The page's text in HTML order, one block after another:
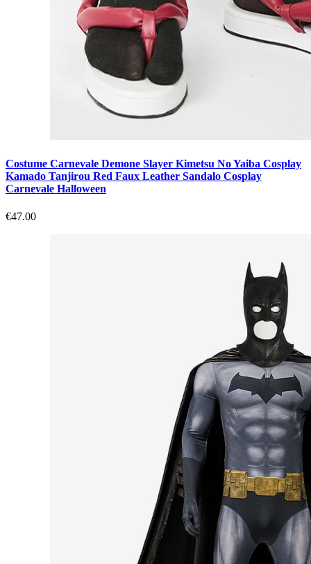
Costume Carnevale Demone Slayer Kimetsu No Yaiba Cosplay
Kamado Tanjirou Red Faux Leather Sandalo Cosplay
Carnevale Halloween
€47.00